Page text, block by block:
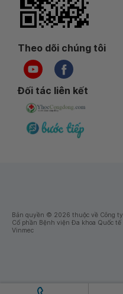
Theo dõi chúng tôi
Đối tác liên kết
Bản quyền © 2026 thuộc về Công ty
Cổ phần Bệnh viện Đa khoa Quốc tế
Vinmec